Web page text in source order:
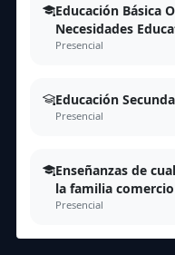
Educación Básica
Necesidades
Presencial
Educación
Presencial
Enseñanzas de
la familia
Presencial